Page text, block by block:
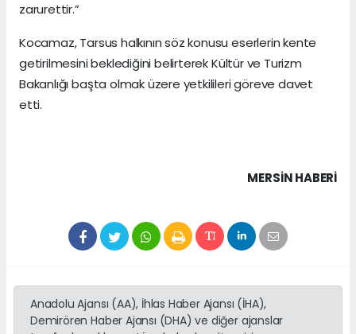
zarurettir.”
Kocamaz, Tarsus halkının söz konusu eserlerin kente
getirilmesini beklediğini belirterek Kültür ve Turizm
Bakanlığı başta olmak üzere yetkilileri göreve davet
etti.
MERSIN HABERİ
Anadolu Ajansı (AA), İhlas Haber Ajansı (İHA),
Demirören Haber Ajansı (DHA) ve diğer ajanslar